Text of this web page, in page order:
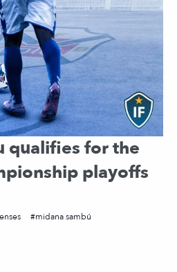
qualifies for the
playoffs
midana sambú